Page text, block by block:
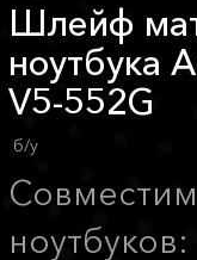
Шлейф
ноутбука
V5-552G
б/у
ноутбуков: